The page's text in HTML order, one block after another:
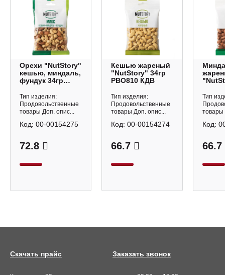
Орехи "NutStory"
кешью, миндаль,
фундук 34гр
Тип изделия:
Продовольственные
товары Доп. опис...
72.8
Код: 00-00154275
Кешью жареный
"NutStory" 34гр
РВО810 КДВ
Тип изделия:
Продовольственные
товары Доп. опис...
66.7
Код: 00-00154274
Тип
товары
66.7
Код:
Заказать звонок
Скачать прайс